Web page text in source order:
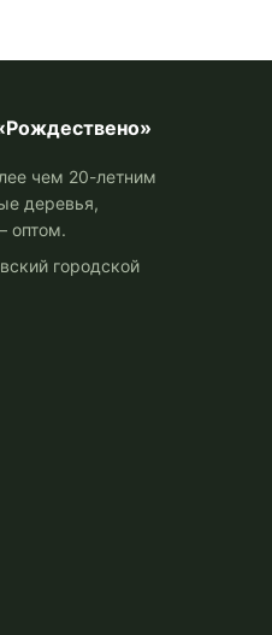
чем 20-летним
деревья,
оптом.
городской